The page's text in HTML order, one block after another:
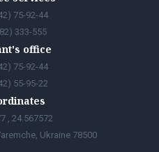
75-92-44
333-555
office
75-92-44
55-95-22
, 24.567572
Ukraine 78500